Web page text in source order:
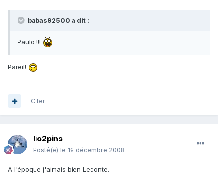
babas92500 a dit :
Paulo !!!
Pareil!
Citer
lio2pins
Posté(e) le 19 décembre 2008
A l'époque j'aimais bien Leconte.